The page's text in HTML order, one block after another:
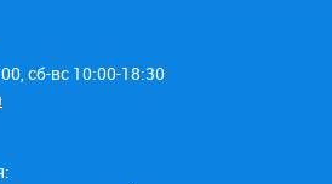
сб-вс 10:00-18:30